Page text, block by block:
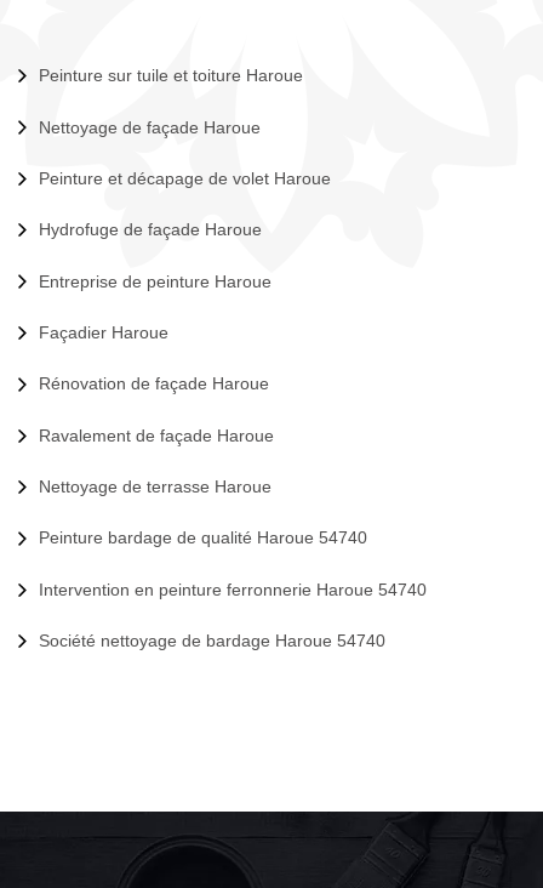
Peinture sur tuile et toiture Haroue
Nettoyage de façade Haroue
Peinture et décapage de volet Haroue
Hydrofuge de façade Haroue
Entreprise de peinture Haroue
Façadier Haroue
Rénovation de façade Haroue
Ravalement de façade Haroue
Nettoyage de terrasse Haroue
Peinture bardage de qualité Haroue 54740
Intervention en peinture ferronnerie Haroue 54740
Société nettoyage de bardage Haroue 54740